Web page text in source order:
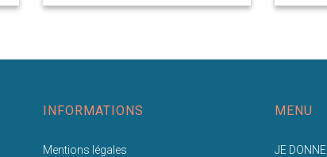
INFORMATIONS
Mentions légales
MENU
JE DONNE